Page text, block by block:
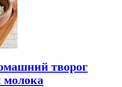
творог
молока